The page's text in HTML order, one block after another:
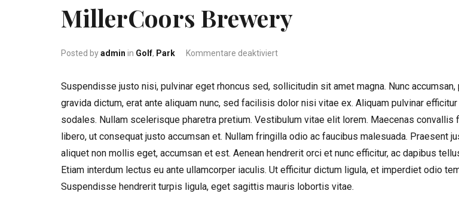
MillerCoors Brewery
Posted byadmin in Golf, Park Kommentare deaktiviertfür MillerCoors Brewery
Suspendisse justo nisi, pulvinar eget rhoncus sed, sollicitudin sit amet magna. Nunc accumsan,
gravida dictum, erat ante aliquam nunc, sed facilisis dolor nisi vitae ex. Aliquam pulvinar
sodales. Nullam scelerisque pharetra pretium. Vestibulum vitae elit lorem. Maecenas convallis
libero, ut consequat justo accumsan et. Nullam fringilla odio ac faucibus malesuada. Praesent
aliquet non mollis eget, accumsan et est. Aenean hendrerit orci et nunc efficitur, ac dapibus
Etiam interdum lectus eu ante ullamcorper iaculis. Ut efficitur dictum ligula, et imperdiet odio
Suspendisse hendrerit turpis ligula, eget sagittis mauris lobortis vitae.